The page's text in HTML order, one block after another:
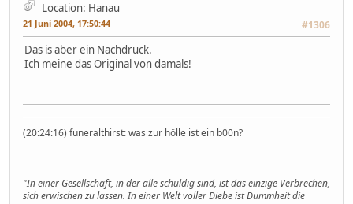
Location: Hanau
21 Juni 2004, 17:50:44 #1306
Das is aber ein Nachdruck.
Ich meine das Original von damals!
(20:24:16) funeralthirst: was zur hölle ist ein b00n?
"In einer Gesellschaft, in der alle schuldig sind, ist das einzige Verbrechen,
sich erwischen zu lassen. In einer Welt voller Diebe ist Dummheit die